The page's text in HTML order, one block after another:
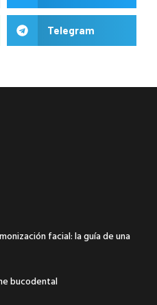
Telegram
facial: la guía de una
bucodental